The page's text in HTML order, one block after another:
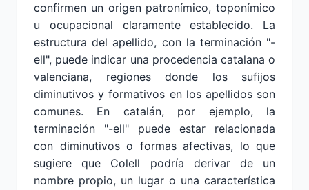
confirmen un origen patronímico, toponímico
u ocupacional claramente establecido. La
estructura del apellido, con la terminación "-
ell", puede indicar una procedencia catalana o
valenciana, regiones donde los sufijos
diminutivos y formativos en los apellidos son
comunes. En catalán, por ejemplo, la
terminación "-ell" puede estar relacionada
con diminutivos o formas afectivas, lo que
sugiere que Colell podría derivar de un
nombre propio, un lugar o una característica